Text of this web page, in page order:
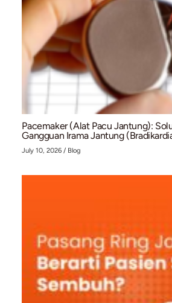
Kaki Bengkak dan
Chronic Venous
July 10, 2026/Blog